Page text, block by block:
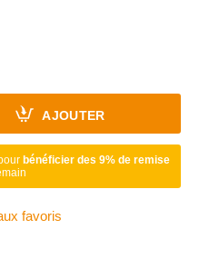
AJOUTER
bénéficier des 9% de remise
favoris